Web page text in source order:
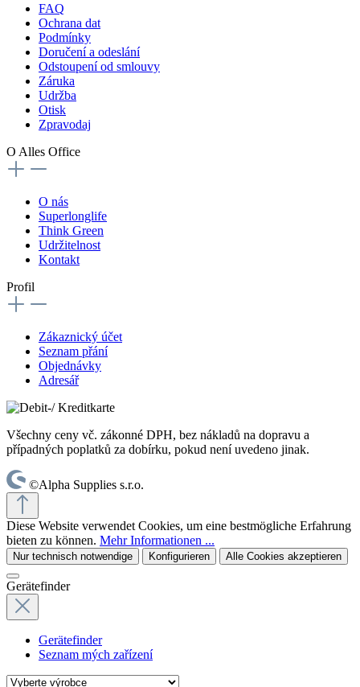
FAQ
Ochrana dat
Podmínky
Doručení a odeslání
Odstoupení od smlouvy
Záruka
Udržba
Otisk
Zpravodaj
O Alles Office
O nás
Superlonglife
Think Green
Udržitelnost
Kontakt
Profil
Zákaznický účet
Seznam přání
Objednávky
Adresář
Všechny ceny vč. zákonné DPH, bez nákladů na dopravu a
případných poplatků za dobírku, pokud není uvedeno jinak.
©Alpha Supplies s.r.o.
Diese Website verwendet Cookies, um eine bestmögliche Erfahrung
bieten zu können. Mehr Informationen ...
Nur technisch notwendige Konfigurieren Alle Cookies akzeptieren
Gerätefinder
Gerätefinder
Seznam mých zařízení